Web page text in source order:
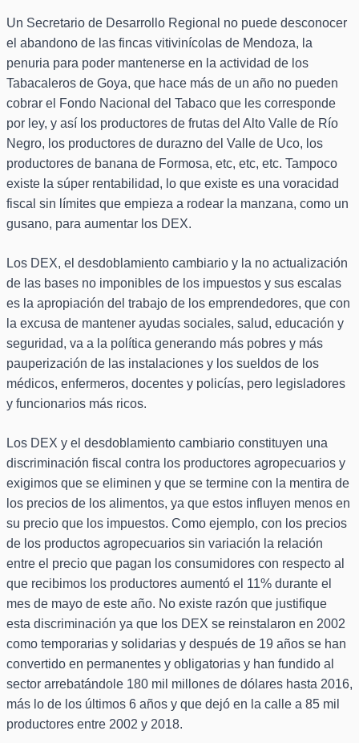
Un Secretario de Desarrollo Regional no puede desconocer
el abandono de las fincas vitivinícolas de Mendoza, la
penuria para poder mantenerse en la actividad de los
Tabacaleros de Goya, que hace más de un año no pueden
cobrar el Fondo Nacional del Tabaco que les corresponde
por ley, y así los productores de frutas del Alto Valle de Río
Negro, los productores de durazno del Valle de Uco, los
productores de banana de Formosa, etc, etc, etc. Tampoco
existe la súper rentabilidad, lo que existe es una voracidad
fiscal sin límites que empieza a rodear la manzana, como un
gusano, para aumentar los DEX.
Los DEX, el desdoblamiento cambiario y la no actualización
de las bases no imponibles de los impuestos y sus escalas
es la apropiación del trabajo de los emprendedores, que con
la excusa de mantener ayudas sociales, salud, educación y
seguridad, va a la política generando más pobres y más
pauperización de las instalaciones y los sueldos de los
médicos, enfermeros, docentes y policías, pero legisladores
y funcionarios más ricos.
Los DEX y el desdoblamiento cambiario constituyen una
discriminación fiscal contra los productores agropecuarios y
exigimos que se eliminen y que se termine con la mentira de
los precios de los alimentos, ya que estos influyen menos en
su precio que los impuestos. Como ejemplo, con los precios
de los productos agropecuarios sin variación la relación
entre el precio que pagan los consumidores con respecto al
que recibimos los productores aumentó el 11% durante el
mes de mayo de este año. No existe razón que justifique
esta discriminación ya que los DEX se reinstalaron en 2002
como temporarias y solidarias y después de 19 años se han
convertido en permanentes y obligatorias y han fundido al
sector arrebatándole 180 mil millones de dólares hasta 2016,
más lo de los últimos 6 años y que dejó en la calle a 85 mil
productores entre 2002 y 2018.